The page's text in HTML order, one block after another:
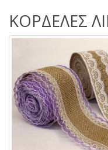
ΚΟΡΔΕΛΕΣ